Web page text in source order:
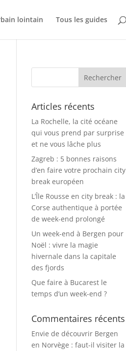
lointain Tous les guides
Articles récents
La Rochelle, la cité océane
qui vous prend par surprise
et ne vous lâche plus
Zagreb : 5 bonnes raisons
d’en faire votre prochain city
break européen
L’Île Rousse en city break : la
Corse authentique à portée
de week-end prolongé
Un week-end à Bergen pour
Noël : vivre la magie
hivernale dans la capitale
des fjords
Que faire à Bucarest le
temps d’un week-end ?
Commentaires récents
Envie de découvrir Bergen
en Norvège : faut-il visiter la